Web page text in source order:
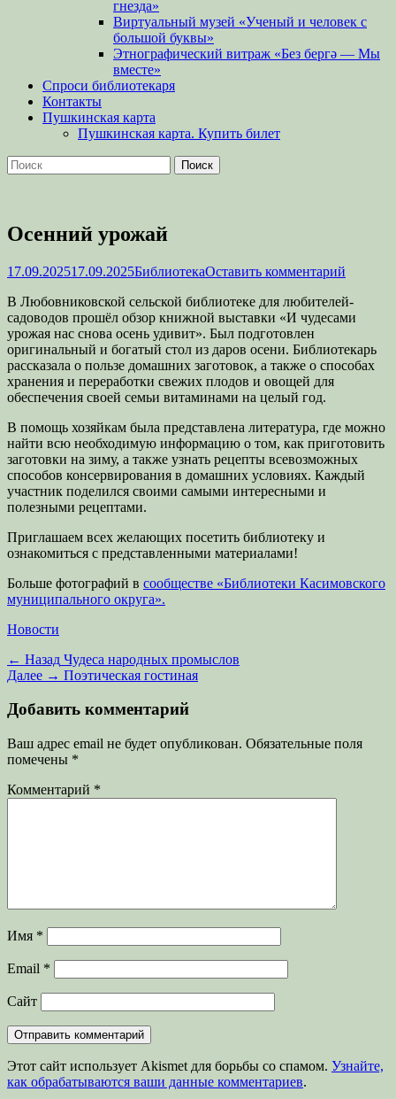
гнезда»
Виртуальный музей «Ученый и человек с
большой буквы»
Этнографический витраж «Без бергə — Мы
вместе»
Спроси библиотекаря
Контакты
Пушкинская карта
Пушкинская карта. Купить билет
Поиск
Найти:
Осенний урожай
Опубликовано
17.09.202517.09.2025Автор
БиблиотекаОставить комментарий
В Любовниковской сельской библиотеке для любителей-
садоводов прошёл обзор книжной выставки «И чудесами
урожая нас снова осень удивит». Был подготовлен
оригинальный и богатый стол из даров осени. Библиотекарь
рассказала о пользе домашних заготовок, а также о способах
хранения и переработки свежих плодов и овощей для
обеспечения своей семьи витаминами на целый год.
В помощь хозяйкам была представлена литература, где можно
найти всю необходимую информацию о том, как приготовить
заготовки на зиму, а также узнать рецепты всевозможных
способов консервирования в домашних условиях. Каждый
участник поделился своими самыми интересными и
полезными рецептами.
Приглашаем всех желающих посетить библиотеку и
ознакомиться с представленными материалами!
Больше фотографий в сообществе «Библиотеки Касимовского
муниципального округа».
Категории
Новости
Навигация
по
записям
← Назад Предыдущая
запись:
Чудеса народных промыслов
Далее → Следующая
Поэтическая гостиная
Добавить комментарий
Ваш адрес email не будет опубликован. Обязательные поля
помечены *
Комментарий *
Имя *
Email *
Сайт
Этот сайт использует Akismet для борьбы со спамом. Узнайте,
как обрабатываются ваши данные комментариев.